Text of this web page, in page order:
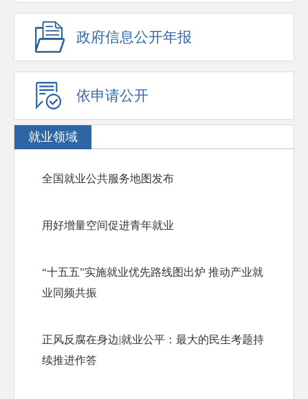
政府信息公开年报
依申请公开
就业领域
全国就业公共服务地图发布
用好增量空间促进青年就业
“十五五”实施就业优先路线图出炉 推动产业就
业同频共振
正风反腐在身边|就业公平：最大的民生考题持
续推进作答